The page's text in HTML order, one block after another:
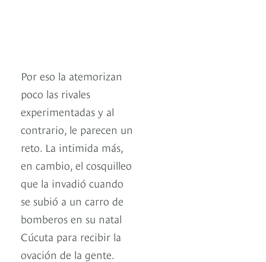
Por eso la atemorizan
poco las rivales
experimentadas y al
contrario, le parecen un
reto. La intimida más,
en cambio, el cosquilleo
que la invadió cuando
se subió a un carro de
bomberos en su natal
Cúcuta para recibir la
ovación de la gente.